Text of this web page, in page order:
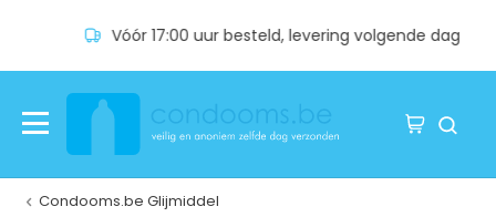
Vóór 17:00 uur besteld, levering volgende dag
Condooms.be Glijmiddel